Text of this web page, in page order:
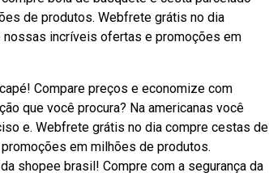
de produtos. Webfrete grátis no dia
incríveis ofertas e promoções em
Compare preços e economize com
que você procura? Na americanas você
e. Webfrete grátis no dia compre cestas de
em milhões de produtos.
shopee brasil! Compre com a segurança da